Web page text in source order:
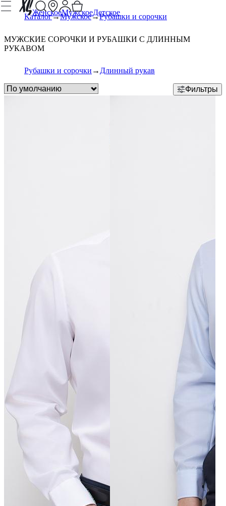
ЖенскоеМужскоеДетское
Каталог Мужское Рубашки и сорочки
МУЖСКИЕ СОРОЧКИ И РУБАШКИ С ДЛИННЫМ
РУКАВОМ
Рубашки и сорочки Длинный рукав
Фильтры